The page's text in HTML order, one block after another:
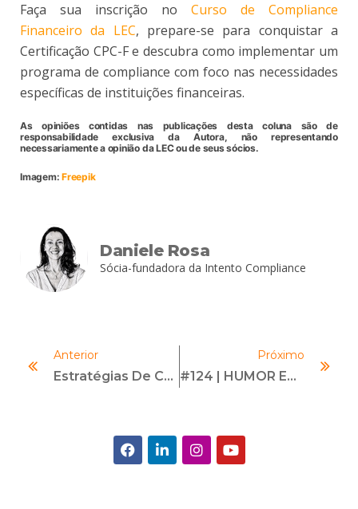
Faça sua inscrição no Curso de Compliance
Financeiro da LEC, prepare-se para conquistar a
Certificação CPC-F e descubra como implementar um
programa de compliance com foco nas necessidades
específicas de instituições financeiras.
As opiniões contidas nas publicações desta coluna são de
responsabilidade exclusiva da Autora, não representando
necessariamente a opinião da LEC ou de seus sócios.
Imagem:Freepik
Daniele Rosa
Sócia-fundadora da Intento Compliance
Anterior
Estratégias De Comunicação Para Impulsionar A Agenda ESG Da Sua Empresa
Próximo
#124 | HUMOR EM COMPLIANCE | Com Bruno Romano